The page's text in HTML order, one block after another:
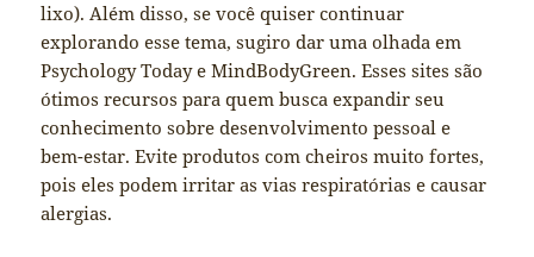
lixo). Além disso, se você quiser continuar
explorando esse tema, sugiro dar uma olhada em
Psychology Today e MindBodyGreen. Esses sites são
ótimos recursos para quem busca expandir seu
conhecimento sobre desenvolvimento pessoal e
bem-estar. Evite produtos com cheiros muito fortes,
pois eles podem irritar as vias respiratórias e causar
alergias.